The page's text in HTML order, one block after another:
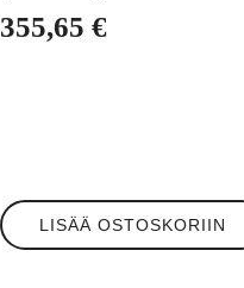
355,65 €
LISÄÄ OSTOSKORIIN